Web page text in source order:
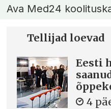
Ava Med24
Tellijad loevad
Eesti
4